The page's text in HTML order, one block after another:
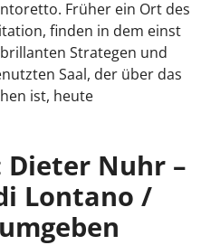
Früher ein Ort des
finden in dem einst
Strategen und
Saal, der über das
ist, heute
Nuhr –
Lontano /